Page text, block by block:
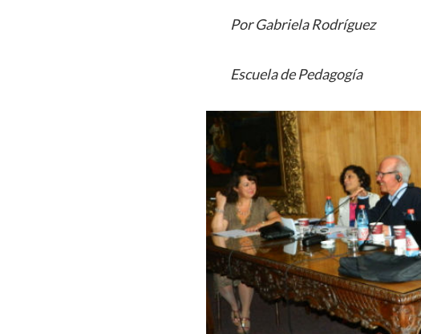
Por Gabriela Rodríguez
Escuela de Pedagogía